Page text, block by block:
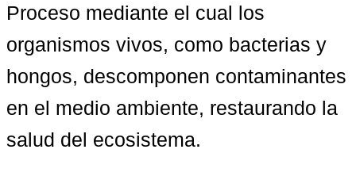
Proceso mediante el cual los
organismos vivos, como bacterias y
hongos, descomponen contaminantes
en el medio ambiente, restaurando la
salud del ecosistema.